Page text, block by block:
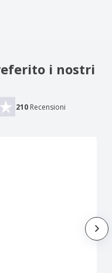
i nostri
210 Recensioni